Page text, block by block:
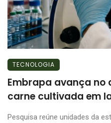
TECNOLOGIA
Embrapa avança no
carne cultivada em
Pesquisa reúne unidades da